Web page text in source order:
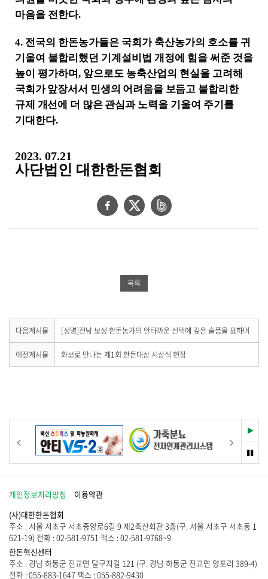
마음을 전한다.
4. 전국의 한돈농가들은 국회가 축산농가의 호소를 귀
기울여 불합리했던 기계설비법 개정에 힘을 써준 것을
높이 평가하며, 앞으로도 농축산업의 현실을 고려해
국회가 앞장서서 민생의 어려움을 보듬고 불합리한
규제 개선에 더 많은 관심과 노력을 기울여 주기를
기대한다.
2023. 07.21
사단법인 대한한돈협회
페
기
트
유
하
네
하
기
목록
다음게시물
다
음
게
니
다
.
[성명]전남 보성 한돈농가의 안타까운 선택에 깊은 슬픔을 표하며
이전게시물
이
전
없
습
니
다
.
화보로 만나는 제1회 한돈대상 시상식 현장
재
생
멈
춤
개인정보처리방침
이용약관
(사)대한한돈협회
주소 : 서울 서초구 서초중앙로6길 9 제2축산회관 3층(구. 서울 서초구 서초동 1
621-19) 전화 : 02-581-9751 팩스 : 02-581-9768~9
한돈혁신센터
주소 : 경남 하동군 진교면 달구지길 121 (구. 경남 하동군 진교면 양포리 389-4)
전화 : 055-883-1647 팩스 : 055-882-9430